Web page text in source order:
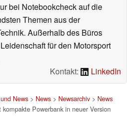
bei Notebookcheck auf die
Themen aus der
Außerhalb des Büros
für den Motorsport
Kontakt:
LinkedIn
News> News> Newsarchiv> News
kompakte Powerbank in neuer Version